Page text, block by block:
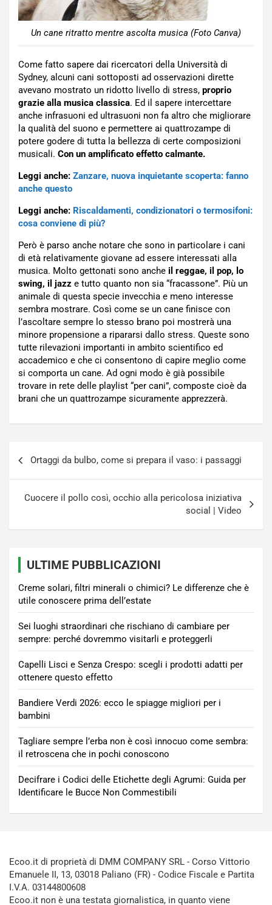
Un cane ritratto mentre ascolta musica (Foto Canva)
Come fatto sapere dai ricercatori della Università di
Sydney, alcuni cani sottoposti ad osservazioni dirette
avevano mostrato un ridotto livello di stress, proprio
grazie alla musica classica. Ed il sapere intercettare
anche infrasuoni ed ultrasuoni non fa altro che migliorare
la qualità del suono e permettere ai quattrozampe di
potere godere di tutta la bellezza di certe composizioni
musicali. Con un amplificato effetto calmante.
Leggi anche: Zanzare, nuova inquietante scoperta: fanno
anche questo
Leggi anche: Riscaldamenti, condizionatori o termosifoni:
cosa conviene di più?
Però è parso anche notare che sono in particolare i cani
di età relativamente giovane ad essere interessati alla
musica. Molto gettonati sono anche il reggae, il pop, lo
swing, il jazz e tutto quanto non sia “fracassone”. Più un
animale di questa specie invecchia e meno interesse
sembra mostrare. Così come se un cane finisce con
l’ascoltare sempre lo stesso brano poi mostrerà una
minore propensione a ripararsi dallo stress. Queste sono
tutte rilevazioni importanti in ambito scientifico ed
accademico e che ci consentono di capire meglio come
si comporta un cane. Ad ogni modo è già possibile
trovare in rete delle playlist “per cani”, composte cioè da
brani che un quattrozampe sicuramente apprezzerà.
articoli
Ortaggi da bulbo, come si prepara il vaso: i passaggi
Cuocere il pollo così, occhio alla pericolosa iniziativa
social | Video
ULTIME PUBBLICAZIONI
Creme solari, filtri minerali o chimici? Le differenze che è
utile conoscere prima dell’estate
Sei luoghi straordinari che rischiano di cambiare per
sempre: perché dovremmo visitarli e proteggerli
Capelli Lisci e Senza Crespo: scegli i prodotti adatti per
ottenere questo effetto
Bandiere Verdi 2026: ecco le spiagge migliori per i
bambini
Tagliare sempre l’erba non è così innocuo come sembra:
il retroscena che in pochi conoscono
Decifrare i Codici delle Etichette degli Agrumi: Guida per
Identificare le Bucce Non Commestibili
Ecoo.it di proprietà di DMM COMPANY SRL - Corso Vittorio
Emanuele II, 13, 03018 Paliano (FR) - Codice Fiscale e Partita
I.V.A. 03144800608
Ecoo.it non è una testata giornalistica, in quanto viene